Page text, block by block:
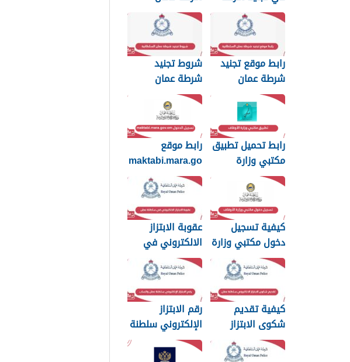
عمان السلطانية
2026
السلطانية
رابط موقع تجنيد
شرطة عمان
السلطانية
شروط تجنيد
شرطة عمان
السلطانية 2026
رابط تحميل تطبيق
مكتبي وزارة
الأوقاف
رابط موقع
maktabi.mara.go
v.om تسجيل
الدخول
كيفية تسجيل
دخول مكتبي وزارة
الأوقاف سلطنة
عمان
عقوبة الابتزاز
الالكتروني في
سلطنة عمان
بالصور والرسائل
كيفية تقديم
شكوى الابتزاز
الالكتروني في
سلطنة عمان
رقم الابتزاز
الإلكتروني سلطنة
عمان واتساب